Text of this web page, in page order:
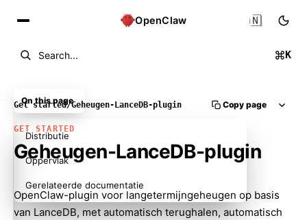
OpenClaw
Search... K
🇳🇱
Get started/Geheugen-LanceDB-plugin Copy page
GET STARTED
Geheugen-LanceDB-plugin
OpenClaw-plugin voor langetermijngeheugen op basis
van LanceDB, met automatisch terughalen, automatisch
On this page
Distributie
Oppervlak
Gerelateerde documentatie